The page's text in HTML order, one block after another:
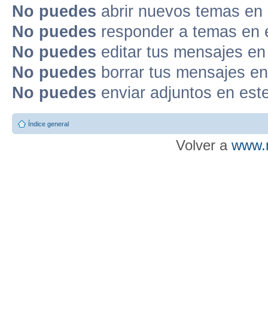
No puedes abrir nuevos temas
No puedes responder a temas en
No puedes editar tus mensajes
No puedes borrar tus mensajes
No puedes enviar adjuntos en
Índice general
Volver a